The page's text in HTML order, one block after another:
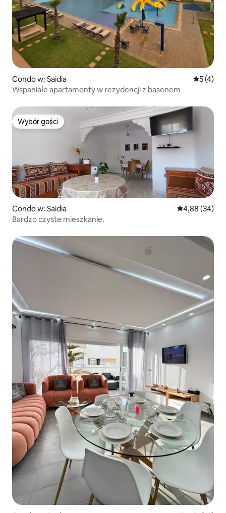
Condo w: Saidia Średnia
5 (4)
Wspaniałe apartamenty w rezydencji z basenem
Wybór gości
Wybór gości
Condo w: Saidia Średnia
4,88 (34)
Bardzo czyste mieszkanie.